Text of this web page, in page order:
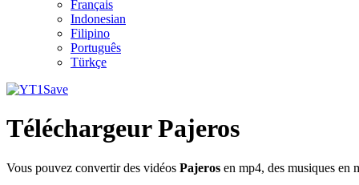
Français
Indonesian
Filipino
Português
Türkçe
Téléchargeur Pajeros
Vous pouvez convertir des vidéos Pajeros en mp4, des musiques en